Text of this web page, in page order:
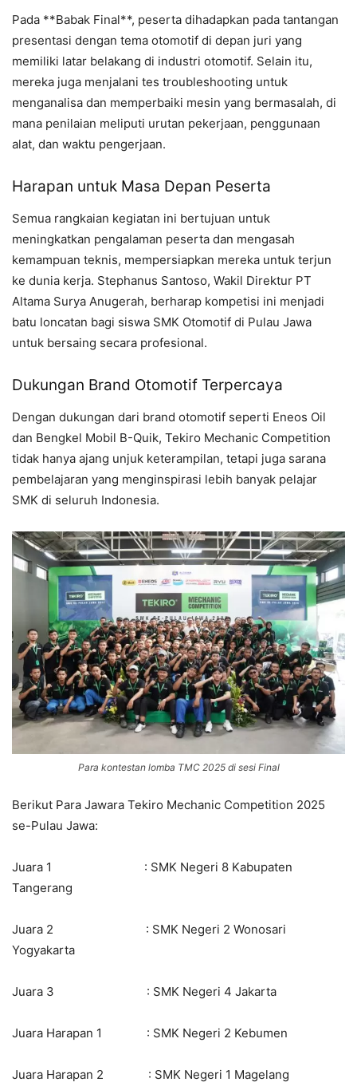
Pada **Babak Final**, peserta dihadapkan pada tantangan
presentasi dengan tema otomotif di depan juri yang
memiliki latar belakang di industri otomotif. Selain itu,
mereka juga menjalani tes troubleshooting untuk
menganalisa dan memperbaiki mesin yang bermasalah, di
mana penilaian meliputi urutan pekerjaan, penggunaan
alat, dan waktu pengerjaan.
Harapan untuk Masa Depan Peserta
Semua rangkaian kegiatan ini bertujuan untuk
meningkatkan pengalaman peserta dan mengasah
kemampuan teknis, mempersiapkan mereka untuk terjun
ke dunia kerja. Stephanus Santoso, Wakil Direktur PT
Altama Surya Anugerah, berharap kompetisi ini menjadi
batu loncatan bagi siswa SMK Otomotif di Pulau Jawa
untuk bersaing secara profesional.
Dukungan Brand Otomotif Terpercaya
Dengan dukungan dari brand otomotif seperti Eneos Oil
dan Bengkel Mobil B-Quik, Tekiro Mechanic Competition
tidak hanya ajang unjuk keterampilan, tetapi juga sarana
pembelajaran yang menginspirasi lebih banyak pelajar
SMK di seluruh Indonesia.
Para kontestan lomba TMC 2025 di sesi Final
Berikut Para Jawara Tekiro Mechanic Competition 2025
se-Pulau Jawa:
Juara 1 : SMK Negeri 8 Kabupaten
Tangerang
Juara 2 : SMK Negeri 2 Wonosari
Yogyakarta
Juara 3 : SMK Negeri 4 Jakarta
Juara Harapan 1 : SMK Negeri 2 Kebumen
Juara Harapan 2 : SMK Negeri 1 Magelang